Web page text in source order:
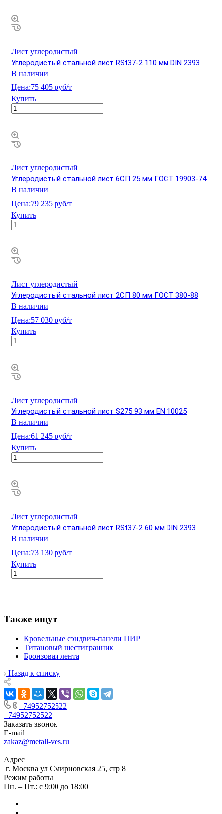
Лист углеродистый
Углеродистый стальной лист RSt37-2 110 мм DIN 2393
В наличии
Цена:75 405 руб/т
Купить
Лист углеродистый
Углеродистый стальной лист 6СП 25 мм ГОСТ 19903-74
В наличии
Цена:79 235 руб/т
Купить
Лист углеродистый
Углеродистый стальной лист 2СП 80 мм ГОСТ 380-88
В наличии
Цена:57 030 руб/т
Купить
Лист углеродистый
Углеродистый стальной лист S275 93 мм EN 10025
В наличии
Цена:61 245 руб/т
Купить
Лист углеродистый
Углеродистый стальной лист RSt37-2 60 мм DIN 2393
В наличии
Цена:73 130 руб/т
Купить
Также ищут
Кровельные сэндвич-панели ПИР
Титановый шестигранник
Бронзовая лента
Назад к списку
+74952752522
+74952752522
Заказать звонок
E-mail
zakaz@metall-ves.ru
Адрес
г. Москва ул Смирновская 25, стр 8
Режим работы
Пн. – Пт.: с 9:00 до 18:00